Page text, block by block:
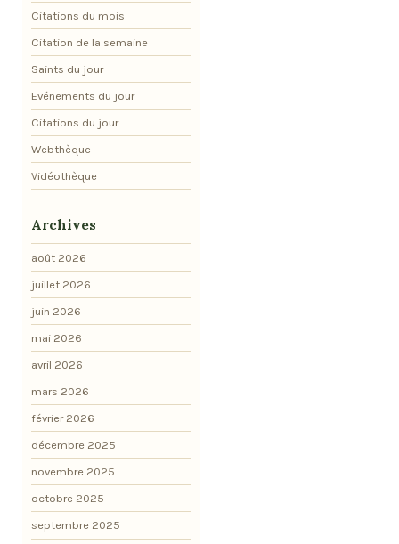
Citations du mois
Citation de la semaine
Saints du jour
Evénements du jour
Citations du jour
Webthèque
Vidéothèque
Archives
août 2026
juillet 2026
juin 2026
mai 2026
avril 2026
mars 2026
février 2026
décembre 2025
novembre 2025
octobre 2025
septembre 2025